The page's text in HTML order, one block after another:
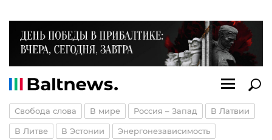
Свобода слова В мире Россия – Запад В Латвии
В Литве В Эстонии Энергонезависимость